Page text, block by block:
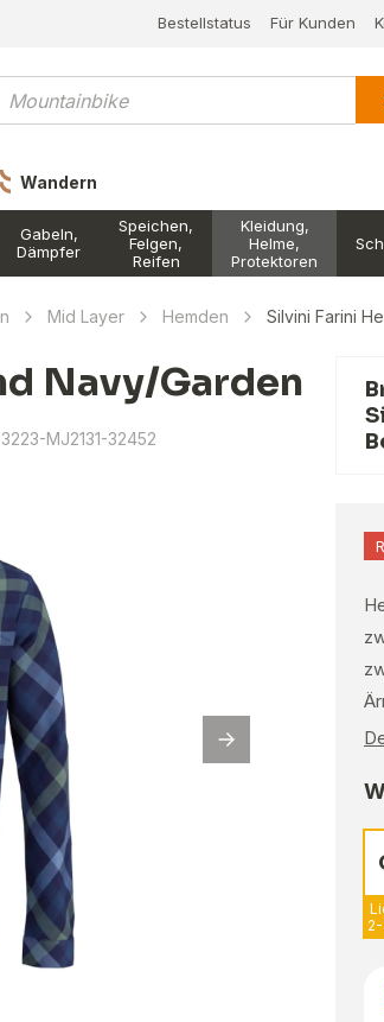
Bestellstatus Für Kunden
Wandern
Gabeln,
Dämpfer
Speichen,
Felgen,
Reifen
Kleidung,
Helme,
Protektoren
Mid Layer Hemden Silvini Farini
Navy/Garden
3223-MJ2131-32452